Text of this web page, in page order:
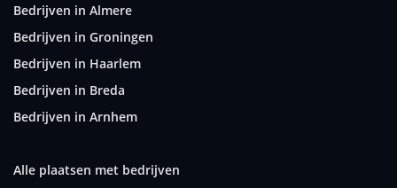
Bedrijven in Almere
Bedrijven in Groningen
Bedrijven in Haarlem
Bedrijven in Breda
Bedrijven in Arnhem
Alle plaatsen met bedrijven